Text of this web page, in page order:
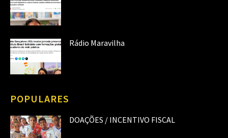
Rádio Maravilha
POPULARES
DOAÇÕES / INCENTIVO FISCAL